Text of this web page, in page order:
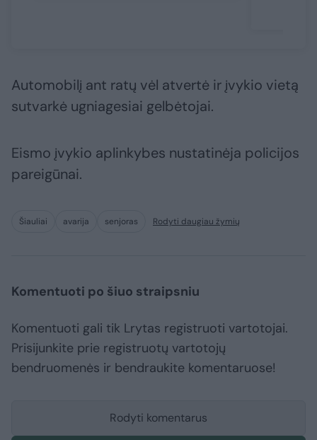
Automobilį ant ratų vėl atvertė ir įvykio vietą
sutvarkė ugniagesiai gelbėtojai.
Eismo įvykio aplinkybes nustatinėja policijos
pareigūnai.
Šiauliai avarija senjoras Rodyti daugiau žymių
Komentuoti po šiuo straipsniu
Komentuoti gali tik Lrytas registruoti vartotojai.
Prisijunkite prie registruotų vartotojų
bendruomenės ir bendraukite komentaruose!
Rodyti komentarus